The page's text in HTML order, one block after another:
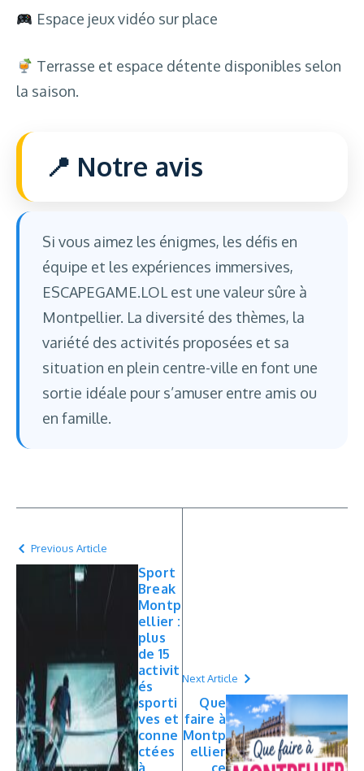
Espace jeux vidéo sur place
Terrasse et espace détente disponibles selon
la saison.
Notre avis
Si vous aimez les énigmes, les défis en
équipe et les expériences immersives,
ESCAPEGAME.LOL est une valeur sûre à
Montpellier. La diversité des thèmes, la
variété des activités proposées et sa
situation en plein centre-ville en font une
sortie idéale pour s’amuser entre amis ou
en famille.
Previous Article
Sport
Break
Montp
ellier :
plus
de 15
activit
és
sporti
ves et
conne
ctées
Next Article
Que
faire à
Montp
ellier